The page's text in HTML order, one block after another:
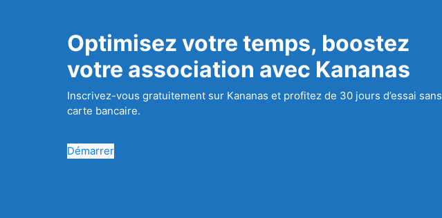
Optimisez votre temps, boostez
votre association avec Kananas
Inscrivez-vous gratuitement sur Kananas et profitez de 30 jours d’essai sans
carte bancaire.
Démarrer